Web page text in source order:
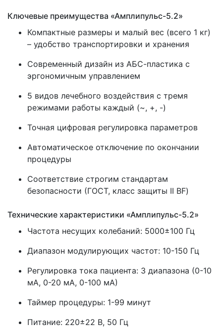
Ключевые преимущества «Амплипульс-5.2»
Компактные размеры и малый вес (всего 1 кг)
– удобство транспортировки и хранения
Современный дизайн из АБС-пластика с
эргономичным управлением
5 видов лечебного воздействия с тремя
режимами работы каждый (~, +, -)
Точная цифровая регулировка параметров
Автоматическое отключение по окончании
процедуры
Соответствие строгим стандартам
безопасности (ГОСТ, класс защиты II BF)
Технические характеристики «Амплипульс-5.2»
Частота несущих колебаний: 5000±100 Гц
Диапазон модулирующих частот: 10-150 Гц
Регулировка тока пациента: 3 диапазона (0-10
мА, 0-20 мА, 0-100 мА)
Таймер процедуры: 1-99 минут
Питание: 220±22 В, 50 Гц